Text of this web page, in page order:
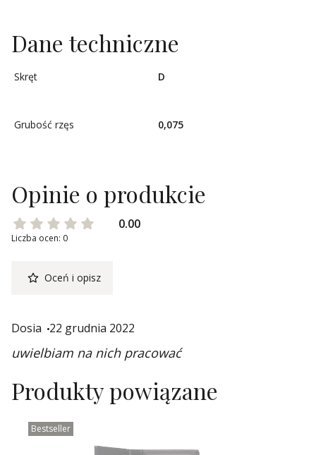
Dane techniczne
Skręt D
Grubość rzęs 0,075
Opinie o produkcie
0.00
Liczba ocen: 0
Oceń i opisz
Dosia 22 grudnia 2022
uwielbiam na nich pracować
Produkty powiązane
Bestseller